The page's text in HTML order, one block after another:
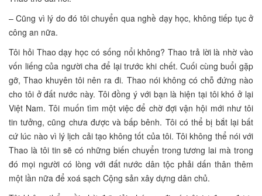
– Cũng vì lý do đó tôi chuyển qua nghề dạy học, không tiếp tục ở
công an nữa.
Tôi hỏi Thao dạy học có sống nổi không? Thao trả lời là nhờ vào
vốn liếng của người cha để lại trước khi chết. Cuối cùng buổi gặp
gỡ, Thao khuyên tôi nên ra đi. Thao nói không có chỗ đứng nào
cho tôi ở đất nước này. Tôi đồng ý với bạn là hiện tại tôi khó ở lại
Việt Nam. Tôi muốn tìm một việc để chờ đợi vận hội mới như tôi
tin tưởng, cũng chưa được và bấp bênh. Tôi có thể bị bắt lại bất
cứ lúc nào vì lý lịch cải tạo không tốt của tôi. Tôi không thể nói với
Thao là tôi tin sẽ có những biến chuyển trong tương lai mà trong
đó mọi người có lòng với đất nước dân tộc phải dấn thân thêm
một lần nữa để xoá sạch Cộng sản xây dựng dân chủ.